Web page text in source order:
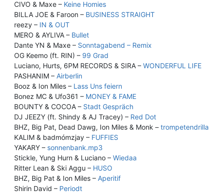
CIVO & Maxe – Keine Homies
BILLA JOE & Faroon – BUSINESS STRAIGHT
reezy – IN & OUT
MERO & AYLIVA – Bullet
Dante YN & Maxe – Sonntagabend – Remix
OG Keemo (ft. RIN) – 99 Grad
Luciano, Hurts, 6PM RECORDS & SIRA – WONDERFUL LIFE
PASHANIM – Airberlin
Booz & Ion Miles – Lass Uns feiern
Bonez MC & Ufo361 – MONEY & FAME
BOUNTY & COCOA – Stadt Gespräch
DJ JEEZY (ft. Shindy & AJ Tracey) – Red Dot
BHZ, Big Pat, Dead Dawg, Ion Miles & Monk – trompetendrilla
KALIM & badmómzjay – FUFFIES
YAKARY – sonnenbank.mp3
Stickle, Yung Hurn & Luciano – Wiedaa
Ritter Lean & Ski Aggu – HUSO
BHZ, Big Pat & Ion Miles – Aperitif
Shirin David – Periodt